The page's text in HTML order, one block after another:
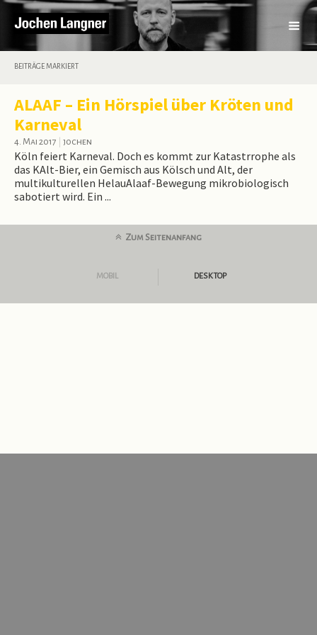
BEITRÄGE MARKIERT
ALAAF – Ein Hörspiel über Kröten und
Karneval
4. Mai 2017 jochen
Köln feiert Karneval. Doch es kommt zur Katastrrophe als
das KAlt-Bier, ein Gemisch aus Kölsch und Alt, der
multikulturellen HelauAlaaf-Bewegung mikrobiologisch
sabotiert wird. Ein ...
Zum Seitenanfang
MOBIL DESKTOP